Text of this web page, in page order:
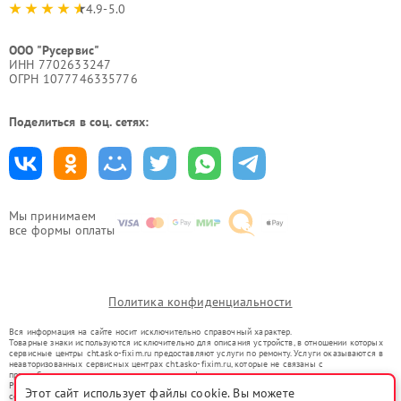
Мы принимаем
все формы оплаты
4.9-5.0
ООО "Русервис"
ИНН 7702633247
ОГРН 1077746335776
Поделиться в соц. сетях:
Политика конфиденциальности
Вся информация на сайте носит исключительно справочный характер.
Товарные знаки используются исключительно для описания устройств, в отношении которых
сервисные центры cht.asko-fixim.ru предоставляют услуги по ремонту. Услуги оказываются в
неавторизованных сервисных центрах cht.asko-fixim.ru, которые не связаны с
правообладателями товарных знаков или их официальными представителями.
Ремонт осуществляется для устройств, уже введенных в гражданский оборот в соответствии
со статьей 1487 ГК РФ.
Этот сайт использует файлы cookie. Вы можете